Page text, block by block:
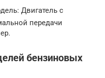
Двигатель с
передачи
бензиновых